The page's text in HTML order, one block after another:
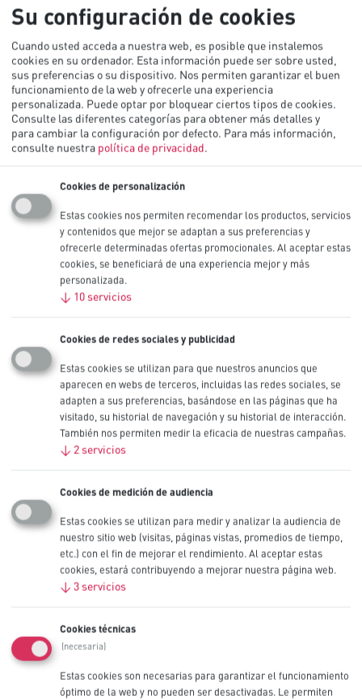
Productos
Biblioteca Técnica
Innovación
PEO
Contáctenos
Procell Litio de alta potencia
CR123, 3 V
Las pilas profesionales Procell Litio de alta potencia CR123 están
diseñadas para ofrecer una potencia fiable y segura en dispositivos
profesionales con una alta tasa de descarga y un consumo
También disponible en tamaños CR2 y CR123.
Otros tamaños
CR2,
CR123
Capacidad nominal (mAh)
1550 mAh
Contáctenos
Su configuración de cookies
Cuando usted acceda a nuestra web, es posible que instalemos
cookies en su ordenador. Esta información puede ser sobre usted,
sus preferencias o su dispositivo. Nos permiten garantizar el buen
funcionamiento de la web y ofrecerle una experiencia
personalizada. Puede optar por bloquear ciertos tipos de cookies.
Consulte las diferentes categorías para obtener más detalles y
para cambiar la configuración por defecto. Para más información,
consulte nuestra política de privacidad.
Cookies de personalización
Estas cookies nos permiten recomendar los productos, servicios
y contenidos que mejor se adaptan a sus preferencias y
ofrecerle determinadas ofertas promocionales. Al aceptar estas
cookies, se beneficiará de una experiencia mejor y más
personalizada.
↓ 10 servicios
Cookies de redes sociales y publicidad
Estas cookies se utilizan para que nuestros anuncios que
aparecen en webs de terceros, incluidas las redes sociales, se
adapten a sus preferencias, basándose en las páginas que ha
visitado, su historial de navegación y su historial de interacción.
También nos permiten medir la eficacia de nuestras campañas.
↓ 2 servicios
Cookies de medición de audiencia
Estas cookies se utilizan para medir y analizar la audiencia de
nuestro sitio web (visitas, páginas vistas, promedios de tiempo,
etc.) con el fin de mejorar el rendimiento. Al aceptar estas
cookies, estará contribuyendo a mejorar nuestra página web.
↓ 3 servicios
Cookies técnicas
(necesaria)
Estas cookies son necesarias para garantizar el funcionamiento
óptimo de la web y no pueden ser desactivadas. Le permiten